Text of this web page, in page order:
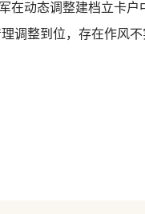
动态调整建档立卡
调整到位，存在作风